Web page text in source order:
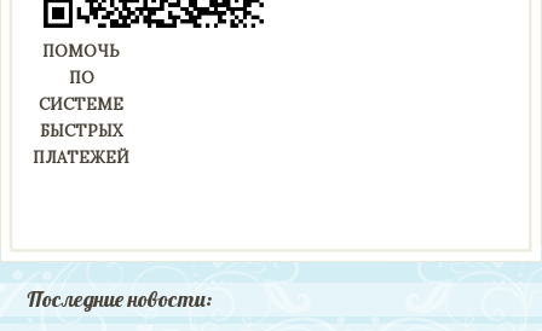
ПОМОЧЬ
ПО
СИСТЕМЕ
БЫСТРЫХ
ПЛАТЕЖЕЙ
Последние новости: